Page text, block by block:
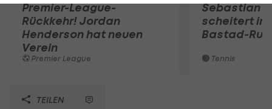
Premier-League-
Rückkehr! Jordan
Henderson hat neuen
Verein
Premier League
Sebastian
scheitert in
Bastad-
Tennis
TEILEN